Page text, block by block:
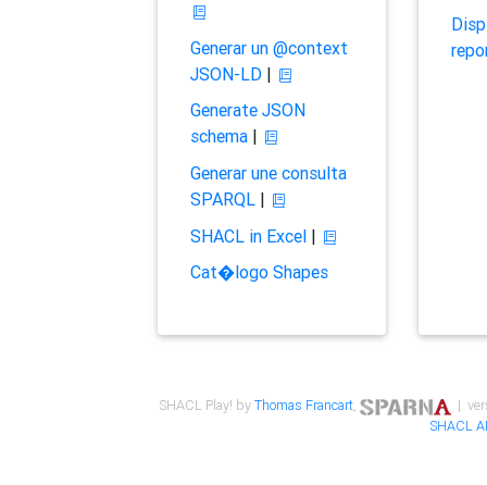
Generar un @context
JSON-LD|
Generate JSON
schema|
Generar une consulta
SPARQL|
SHACL in Excel|
Cat�logo Shapes
SHACL Play! byThomas Francart,
|
SHACL